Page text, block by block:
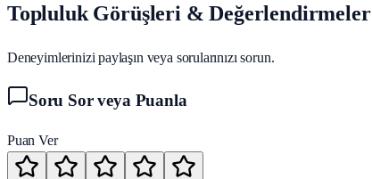
Topluluk Görüşleri & Değerlendirmeler
Deneyimlerinizi paylaşın veya sorularınızı sorun.
Soru Sor veya Puanla
Puan Ver